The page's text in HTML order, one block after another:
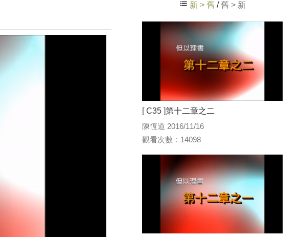
新 > 舊/舊 > 新
[ C35 ]第十二章之二
陳恆道 2016/11/16
觀看次數：14098